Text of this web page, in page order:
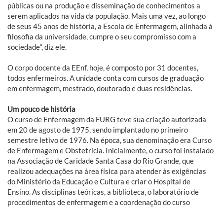
públicas ou na produção e disseminação de conhecimentos a
serem aplicados na vida da população. Mais uma vez, ao longo
de seus 45 anos de história, a Escola de Enfermagem, alinhada à
filosofia da universidade, cumpre o seu compromisso com a
sociedade", diz ele.
O corpo docente da EEnf, hoje, é composto por 31 docentes,
todos enfermeiros. A unidade conta com cursos de graduação
em enfermagem, mestrado, doutorado e duas residências.
Um pouco de história
O curso de Enfermagem da FURG teve sua criação autorizada
em 20 de agosto de 1975, sendo implantado no primeiro
semestre letivo de 1976. Na época, sua denominação era Curso
de Enfermagem e Obstetrícia. Inicialmente, o curso foi instalado
na Associação de Caridade Santa Casa do Rio Grande, que
realizou adequações na área física para atender às exigências
do Ministério da Educação e Cultura e criar o Hospital de
Ensino. As disciplinas teóricas, a biblioteca, o laboratório de
procedimentos de enfermagem e a coordenação do curso